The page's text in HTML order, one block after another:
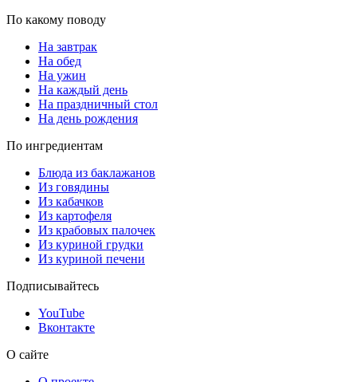
По какому поводу
На завтрак
На обед
На ужин
На каждый день
На праздничный стол
На день рождения
По ингредиентам
Блюда из баклажанов
Из говядины
Из кабачков
Из картофеля
Из крабовых палочек
Из куриной грудки
Из куриной печени
Подписывайтесь
YouTube
Вконтакте
О сайте